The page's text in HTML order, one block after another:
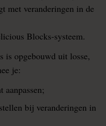
met veranderingen in de
Blocks-systeem.
is opgebouwd uit losse,
je:
aanpassen;
bij veranderingen in